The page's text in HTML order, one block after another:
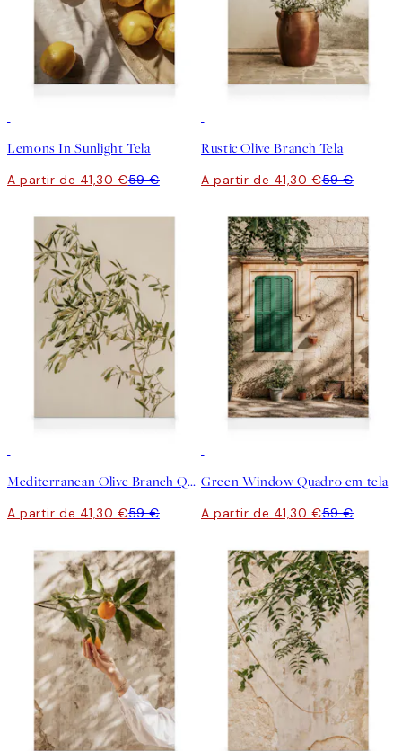
Lemons In Sunlight Tela
A partir de 41,30 €59 €
Rustic Olive Branch Tela
A partir de 41,30 €59 €
Mediterranean Olive Branch Quadro em tela
A partir de 41,30 €59 €
Green Window Quadro em tela
A partir de 41,30 €59 €